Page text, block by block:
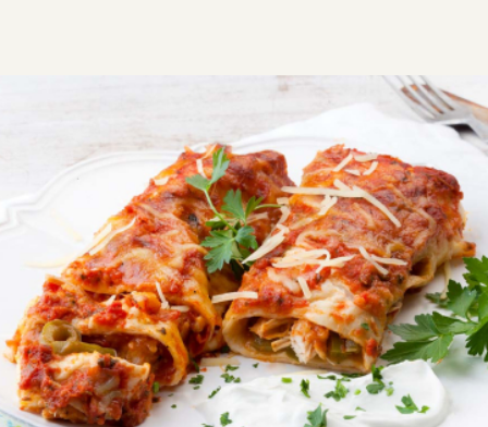
Enchiladas με κοτόπουλο
Enchiladas με μαλακές τορτίγιες πικάντικη σάλτσα
και υπέροχη γέμιση. Μεξικάνικη συνταγή με
αρωματική σάλτσα εντσιλάδας.
Εύκολη 0:30